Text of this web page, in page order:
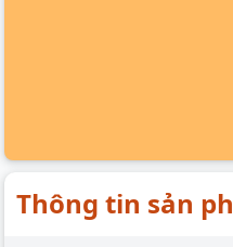
Thông tin sản